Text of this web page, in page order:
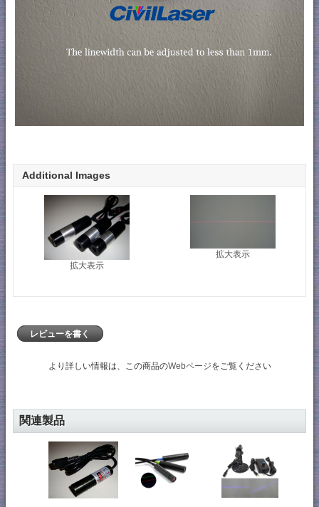
Additional Images
拡大表示
拡大表示
レビューを書く
より詳しい情報は、この商品のWebページをご覧ください
関連製品